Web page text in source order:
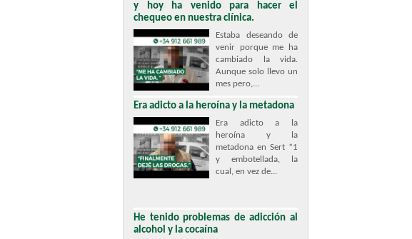
y hoy ha venido para hacer el
chequeo en nuestra clínica.
Estaba deseando de
venir porque me ha
cambiado la vida.
Aunque solo llevo un
mes pero,...
Era adicto a la heroína y la metadona
Era adicto a la
heroína y la
metadona en Sert *1
y embotellada, la
cual, en vez de...
He tenido problemas de adicción al
alcohol y la cocaína